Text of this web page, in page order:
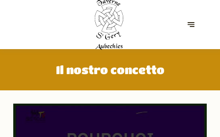
Il nostro concetto